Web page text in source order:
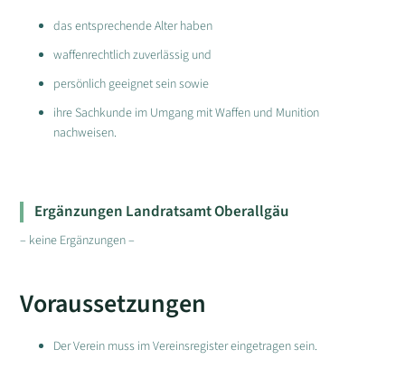
das entsprechende Alter haben
waffenrechtlich zuverlässig und
persönlich geeignet sein sowie
ihre Sachkunde im Umgang mit Waffen und Munition
nachweisen.
Ergänzungen Landratsamt Oberallgäu
– keine Ergänzungen –
Voraussetzungen
Der Verein muss im Vereinsregister eingetragen sein.